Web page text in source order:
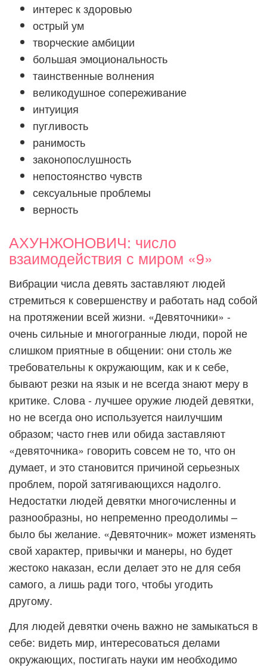
интерес к здоровью
острый ум
творческие амбиции
большая эмоциональность
таинственные волнения
великодушное сопереживание
интуиция
пугливость
ранимость
законопослушность
непостоянство чувств
сексуальные проблемы
верность
АХУНЖОНОВИЧ: число
взаимодействия с миром «9»
Вибрации числа девять заставляют людей
стремиться к совершенству и работать над собой
на протяжении всей жизни. «Девяточники» -
очень сильные и многогранные люди, порой не
слишком приятные в общении: они столь же
требовательны к окружающим, как и к себе,
бывают резки на язык и не всегда знают меру в
критике. Слова - лучшее оружие людей девятки,
но не всегда оно используется наилучшим
образом; часто гнев или обида заставляют
«девяточника» говорить совсем не то, что он
думает, и это становится причиной серьезных
проблем, порой затягивающихся надолго.
Недостатки людей девятки многочисленны и
разнообразны, но непременно преодолимы –
было бы желание. «Девяточник» может изменять
свой характер, привычки и манеры, но будет
жестоко наказан, если делает это не для себя
самого, а лишь ради того, чтобы угодить
другому.
Для людей девятки очень важно не замыкаться в
себе: видеть мир, интересоваться делами
окружающих, постигать науки им необходимо